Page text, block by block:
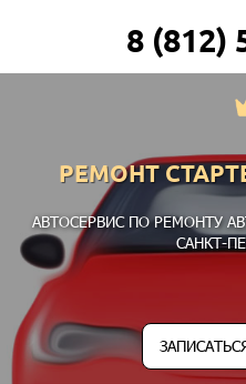
8 (812)
РЕМОНТ
АВТОСЕРВИС ПО РЕМОНТУ
САНКТ-